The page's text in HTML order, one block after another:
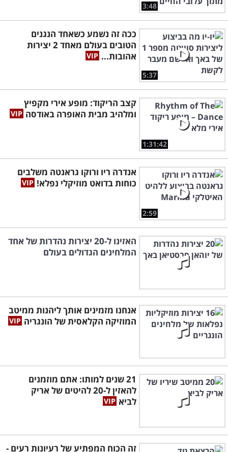
3:48
5:37
ככה זה נשמע כשאחד הנגנים
הטובים בעולם מאחד 2 יצירות
אהובות...
1:31:42
קצב הריקוד: מופע אירי מקפיץ
ומלהיב מבית האופרה באודסה
2:59
אנדרה ריו ורוקו גראנטה משלבים
כוחות בדואט מוזיקלי נפלא!
האזינו ל-20 יצירות נהדרות של אחד
המלחינים הגדולים בעולם
אנחנו מזמינים אותך ליהנות ממיטב
המוזיקה הקלאסית של הונגריה
21 שנים למותו: אתם מוזמנים
להאזין ל-20 להיטים של אריק
לביא
זה הכוח המפתיע של רעיונות רעים -